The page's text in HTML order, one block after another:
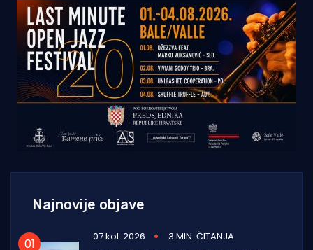
Najnovije objave
07 kol. 2026
3 MIN. ČITANJA